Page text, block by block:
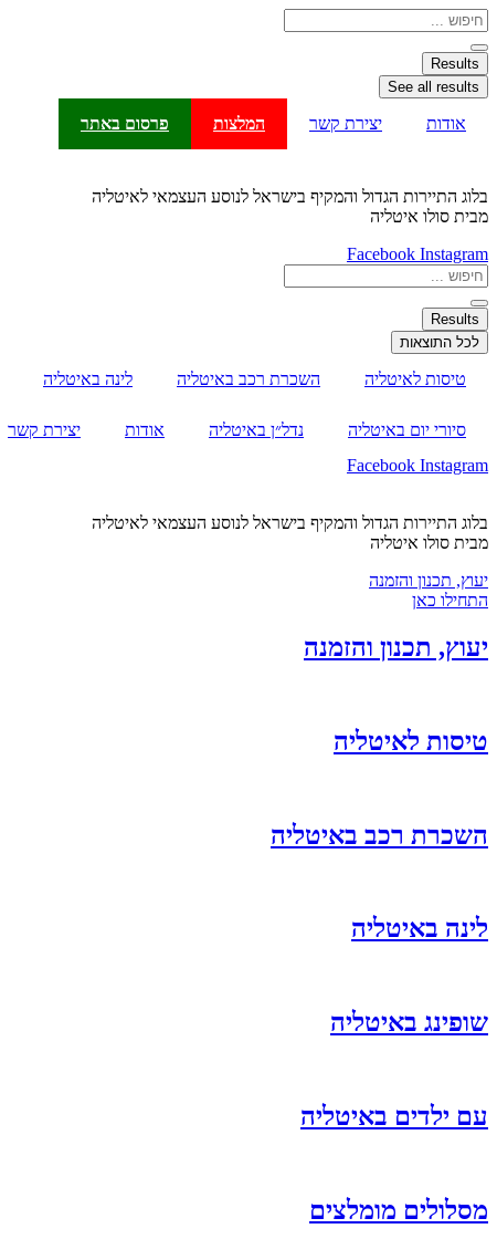
דלג
לתוכן
Search
...
Results
See all results
אודות יצירת קשר המלצות פרסום באתר
בלוג התיירות הגדול והמקיף בישראל לנוסע העצמאי לאיטליה
מבית סולו איטליה
Facebook Instagram
Search
...
Results
לכל התוצאות
טיסות לאיטליה השכרת רכב באיטליה לינה באיטליה
סיורי יום באיטליה נדל״ן באיטליה אודות
יצירת קשר
Facebook Instagram
בלוג התיירות הגדול והמקיף בישראל לנוסע העצמאי לאיטליה
מבית סולו איטליה
יעוץ, תכנון והזמנה
התחילו כאן
יעוץ, תכנון והזמנה
טיסות לאיטליה
השכרת רכב באיטליה
לינה באיטליה
שופינג באיטליה
עם ילדים באיטליה
מסלולים מומלצים